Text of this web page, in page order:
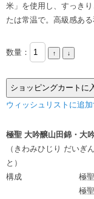
米」を使用し、すっき
たは常温で。高級感あ
数量：
ウィッシュリストに追
極聖 大吟醸山田錦・大
（きわみひじり だいぎ
と）
構成
極
極